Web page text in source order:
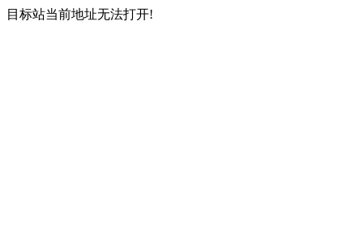
目标站当前地址无法打开!